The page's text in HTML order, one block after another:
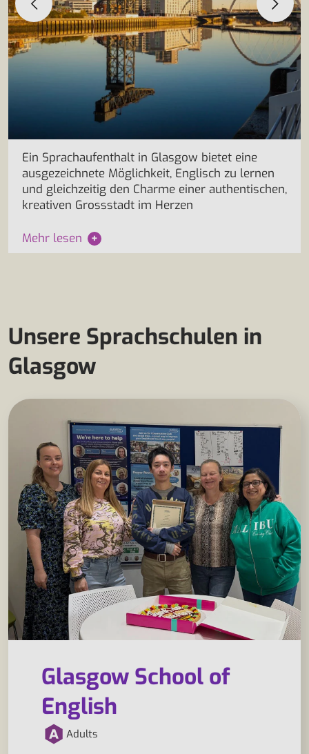
Ein Sprachaufenthalt in Glasgow bietet eine
ausgezeichnete Möglichkeit, Englisch zu lernen
und gleichzeitig den Charme einer authentischen,
kreativen Grossstadt im Herzen
Mehr lesen +
Unsere Sprachschulen in
Glasgow
Glasgow School of
English
Adults